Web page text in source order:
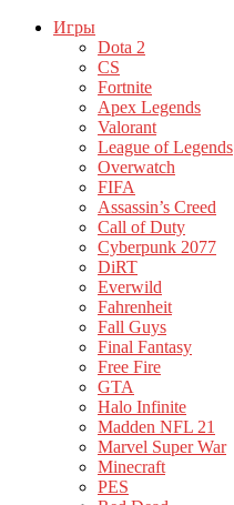
Игры
Dota 2
CS
Fortnite
Apex Legends
Valorant
League of Legends
Overwatch
FIFA
Assassin’s Creed
Call of Duty
Cyberpunk 2077
DiRT
Everwild
Fahrenheit
Fall Guys
Final Fantasy
Free Fire
GTA
Halo Infinite
Madden NFL 21
Marvel Super War
Minecraft
PES